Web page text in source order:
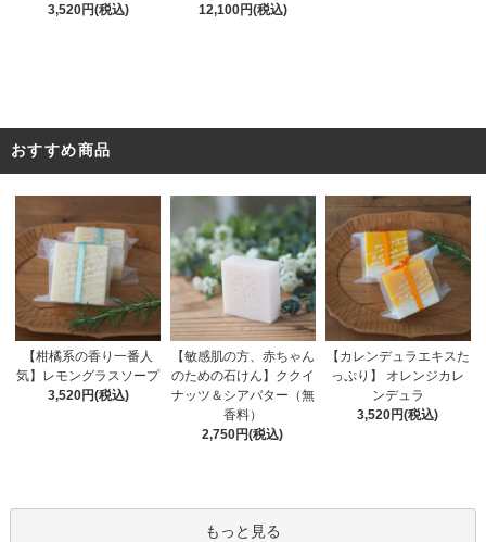
3,520円(税込)
12,100円(税込)
おすすめ商品
【柑橘系の香り一番人
気】レモングラスソープ
3,520円(税込)
【敏感肌の方、赤ちゃん
のための石けん】ククイ
ナッツ＆シアバター（無
香料）
2,750円(税込)
【カレンデュラエキスた
っぷり】 オレンジカレ
ンデュラ
3,520円(税込)
もっと見る